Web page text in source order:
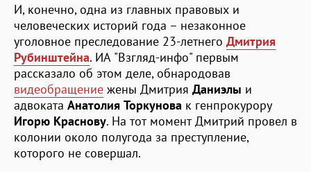
И, конечно, одна из главных правовых и
человеческих историй года – незаконное
уголовное преследование 23-летнего Дмитрия
Рубинштейна. ИА "Взгляд-инфо" первым
рассказало об этом деле, обнародовав
видеобращение жены Дмитрия Даниэлы и
адвоката Анатолия Торкунова к генпрокурору
Игорю Краснову. На тот момент Дмитрий провел в
колонии около полугода за преступление,
которого не совершал.